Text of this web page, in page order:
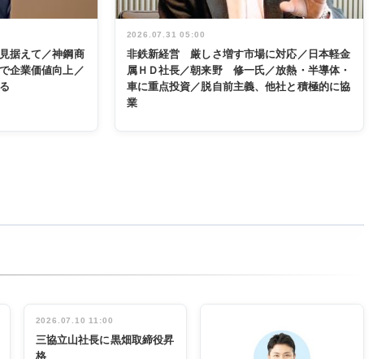
据えて／神鋼商
企業価値向上／
2026.07.31 05:00
非鉄新経営 厳しさ増す市場に対応／日本軽金
属ＨＤ社長／朝来野 修一氏／放熱・半導体・
車に重点投資／脱自前主義、他社と積極的に協
業
2026.07.10 11:00
三協立山社長に黒畑取締役昇
格